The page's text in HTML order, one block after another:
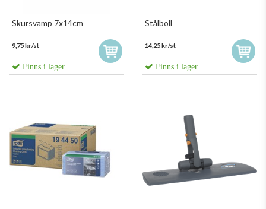
Skursvamp 7x14cm
9,75 kr/st
Finns i lager
Stålboll
14,25 kr/st
Finns i lager